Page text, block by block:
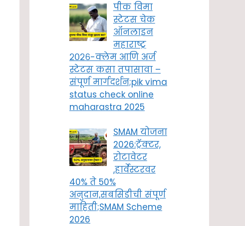
पीक विमा
स्टेटस चेक
ऑनलाइन
महाराष्ट्र
२०२६-क्लेम आणि अर्ज
स्टेटस कसा तपासावा –
संपूर्ण मार्गदर्शन;pik vima
status check online
maharastra 2025
SMAM योजना
2026:ट्रॅक्टर,
रोटावेटर
,हार्वेस्टरवर
40% ते 50%
अनुदान,सबसिडीची संपूर्ण
माहिती;SMAM Scheme
2026